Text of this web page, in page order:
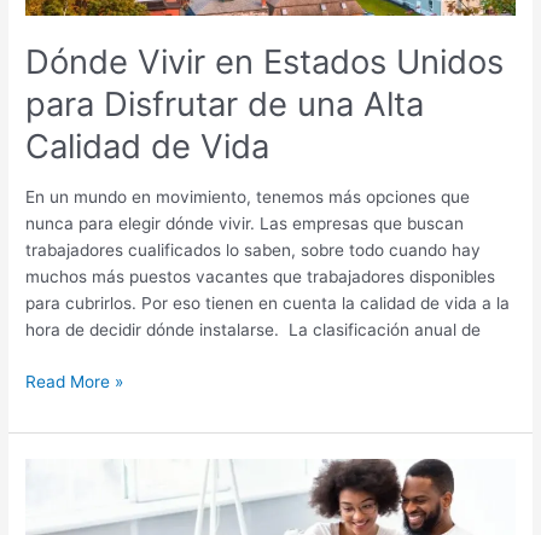
Dónde Vivir en Estados Unidos
para Disfrutar de una Alta
Calidad de Vida
En un mundo en movimiento, tenemos más opciones que
nunca para elegir dónde vivir. Las empresas que buscan
trabajadores cualificados lo saben, sobre todo cuando hay
muchos más puestos vacantes que trabajadores disponibles
para cubrirlos. Por eso tienen en cuenta la calidad de vida a la
hora de decidir dónde instalarse. La clasificación anual de
Alta
de
Vida
Read More »
Cónyuges